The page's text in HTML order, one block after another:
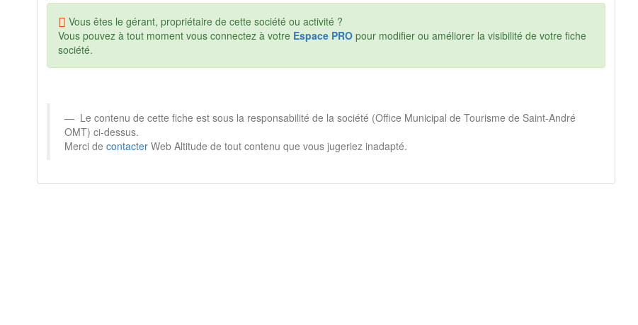
Vous êtes le gérant, propriétaire de cette société ou activité ?
Vous pouvez à tout moment vous connectez à votre Espace PRO pour modifier ou améliorer la visibilité de votre fiche
société.
Le contenu de cette fiche est sous la responsabilité de la société (Office Municipal de Tourisme de Saint-André
OMT) ci-dessus.
Merci de contacter Web Altitude de tout contenu que vous jugeriez inadapté.